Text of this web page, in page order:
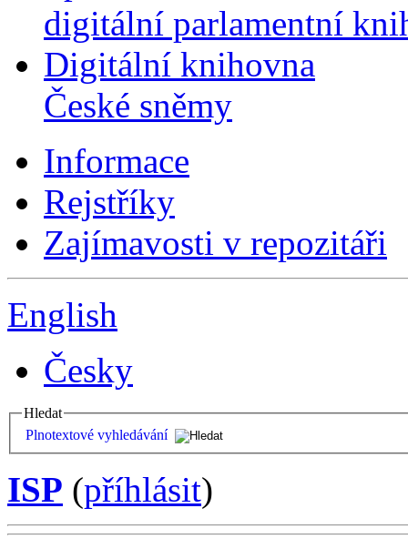
digitální parlamentní
Digitální knihovna
České sněmy
Informace
Rejstříky
Zajímavosti v repozitáři
English
Česky
Hledat
Plnotextové vyhledávání
ISP (příhlásit)